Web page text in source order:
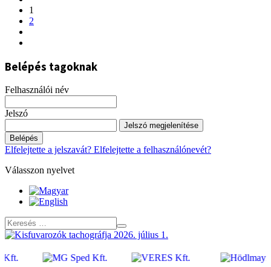
1
2
Belépés tagoknak
Felhasználói név
Jelszó
Jelszó megjelenítése
Belépés
Elfelejtette a jelszavát? Elfelejtette a felhasználónevét?
Válasszon nyelvet